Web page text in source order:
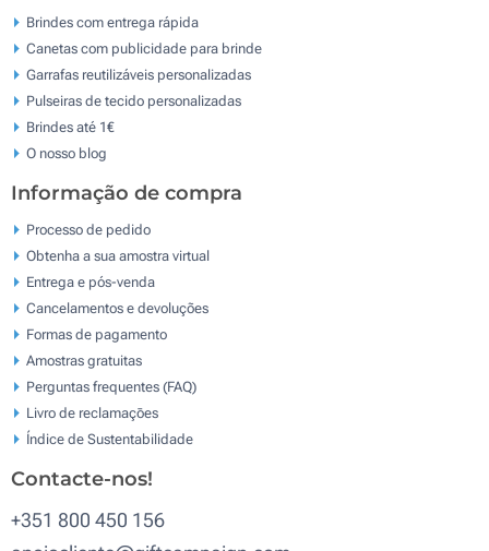
Brindes com entrega rápida
Canetas com publicidade para brinde
Garrafas reutilizáveis personalizadas
Pulseiras de tecido personalizadas
Brindes até 1€
O nosso blog
Informação de compra
Processo de pedido
Obtenha a sua amostra virtual
Entrega e pós-venda
Cancelamentos e devoluções
Formas de pagamento
Amostras gratuitas
Perguntas frequentes (FAQ)
Livro de reclamaçōes
Índice de Sustentabilidade
Contacte-nos!
+351 800 450 156